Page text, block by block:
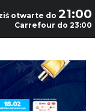
otwarte do 21:00
Carrefour do 23:00